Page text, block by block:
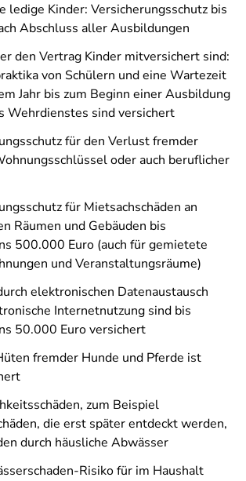
ledige Kinder: Versicherungsschutz bis
Abschluss aller Ausbildungen
den Vertrag Kinder mitversichert sind:
von Schülern und eine Wartezeit
Jahr bis zum Beginn einer Ausbildung
Wehrdienstes sind versichert
für den Verlust fremder
oder auch beruflicher
für Mietsachschäden an
Räumen und Gebäuden bis
500.000 Euro (auch für gemietete
und Veranstaltungsräume)
elektronischen Datenaustausch
Internetnutzung sind bis
50.000 Euro versichert
fremder Hunde und Pferde ist
zum Beispiel
die erst später entdeckt werden,
durch häusliche Abwässer
Risiko für im Haushalt